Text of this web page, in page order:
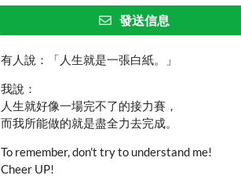
發送信息
有人說：「人生就是一張白紙。」
我說：
人生就好像一場完不了的接力賽，
而我所能做的就是盡全力去完成。
To remember, don't try to understand me!
Cheer UP!